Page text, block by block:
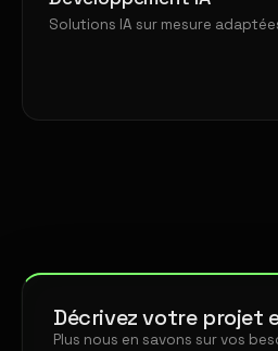
Solutions IA sur mesure
Décrivez votre projet
Plus nous en savons sur vos